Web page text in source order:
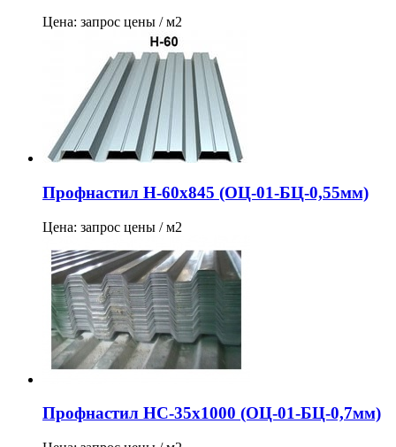
Цена: запрос цены / м2
Профнастил Н-60х845 (ОЦ-01-БЦ-0,55мм)
Цена: запрос цены / м2
Профнастил НС-35х1000 (ОЦ-01-БЦ-0,7мм)